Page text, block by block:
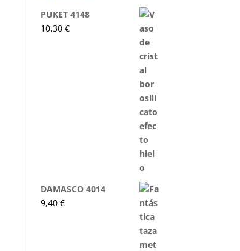
PUKET 4148
10,30€
DAMASCO 4014
9,40€